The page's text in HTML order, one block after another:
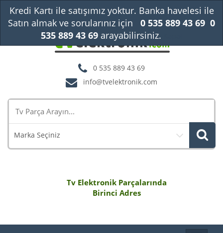
0 535 889 43 69
info@tvelektronik.com
Marka Seçiniz
Tv Elektronik Parçalarında
Birinci Adres
Kredi Kartı ile satışımız yoktur. Banka havelesi ile
Satın almak ve sorularınız için
0 535 889 43 69 0
535 889 43 69arayabilirsiniz.